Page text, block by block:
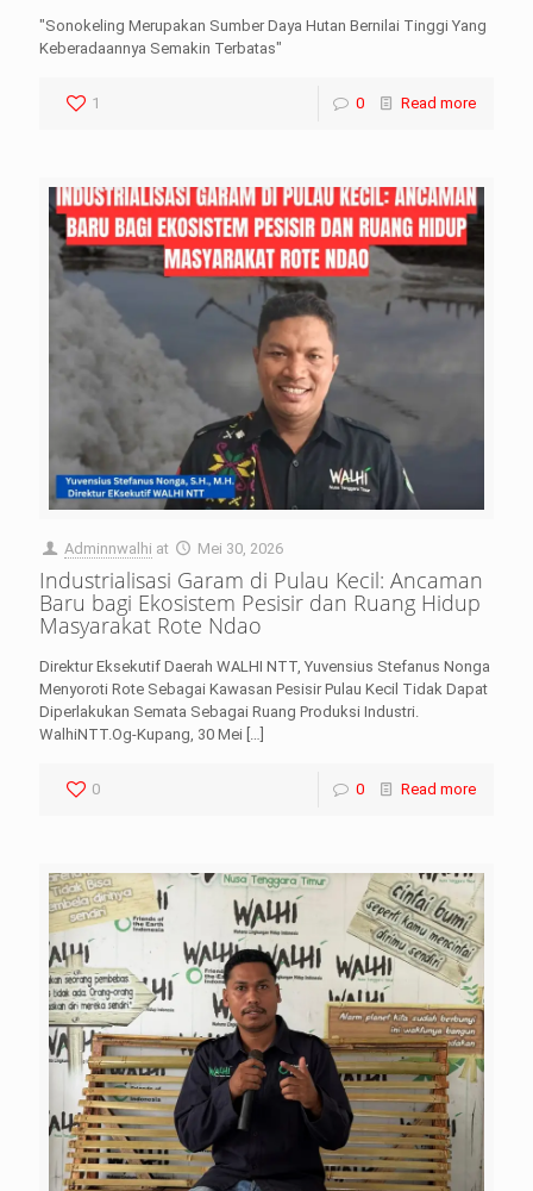
"Sonokeling Merupakan Sumber Daya Hutan Bernilai Tinggi Yang
Keberadaannya Semakin Terbatas"
1 0 Read more
Adminnwalhi at Mei 30, 2026
Industrialisasi Garam di Pulau Kecil: Ancaman
Baru bagi Ekosistem Pesisir dan Ruang Hidup
Masyarakat Rote Ndao
Direktur Eksekutif Daerah WALHI NTT, Yuvensius Stefanus Nonga
Menyoroti Rote Sebagai Kawasan Pesisir Pulau Kecil Tidak Dapat
Diperlakukan Semata Sebagai Ruang Produksi Industri.
WalhiNTT.Og-Kupang, 30 Mei
0 0 Read more